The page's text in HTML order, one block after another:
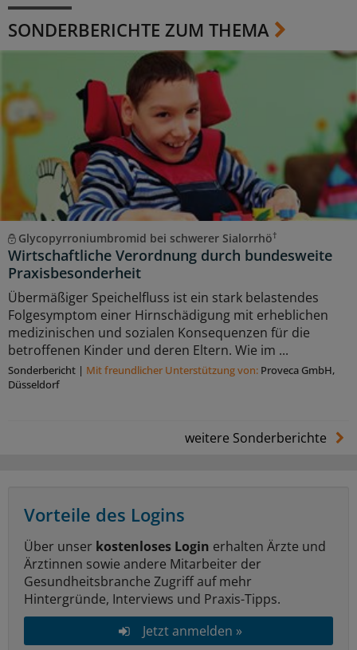
SONDERBERICHTE ZUM THEMA
Glycopyrroniumbromid bei schwerer Sialorrhö†
Wirtschaftliche Verordnung durch bundesweite
Praxisbesonderheit
Übermäßiger Speichelfluss ist ein stark belastendes
Folgesymptom einer Hirnschädigung mit erheblichen
medizinischen und sozialen Konsequenzen für die
betroffenen Kinder und deren Eltern. Wie im ...
Sonderbericht | Mit freundlicher Unterstützung von: Proveca GmbH,
Düsseldorf
weitere Sonderberichte
Vorteile des Logins
Über unser kostenloses Login erhalten Ärzte und
Ärztinnen sowie andere Mitarbeiter der
Gesundheitsbranche Zugriff auf mehr
Hintergründe, Interviews und Praxis-Tipps.
Jetzt anmelden »